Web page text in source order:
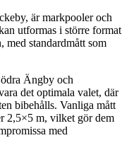
är markpooler och
utformas i större format
med standardmått som
Ängby och
det optimala valet, där
bibehålls. Vanliga mått
2,5×5 m, vilket gör dem
med